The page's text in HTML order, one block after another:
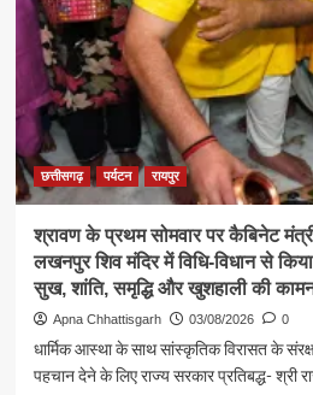
श्री
राजेश
अग्रवाल
ने
जनदर्शन
सुनीं
आमजन
की
छत्तीसगढ़ पर्यटन रायपुर
श्रावण के प्रथम सोमवार पर कैबिनेट
लखनपुर शिव मंदिर में विधि-विधान से
सुख, शांति, समृद्धि और खुशहाली की
Apna Chhattisgarh 03/08/2026 0
धार्मिक आस्था के साथ सांस्कृतिक विरासत के
पहचान देने के लिए राज्य सरकार प्रतिबद्ध- श्री